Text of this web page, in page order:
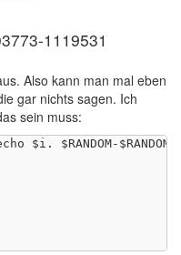
1119531
Also kann man mal eben
gar nichts sagen. Ich
sein muss: